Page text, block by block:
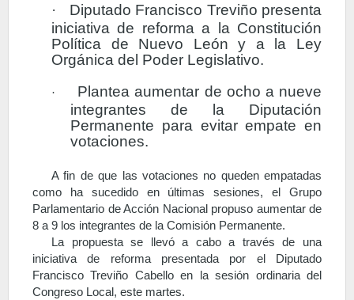
·
Diputado Francisco Treviño presenta
iniciativa de reforma a la Constitución
Política de Nuevo León y a la Ley
Orgánica del Poder Legislativo.
·
Plantea aumentar de ocho a nueve
integrantes de la Diputación
Permanente para evitar empate en
votaciones.
A fin de que las votaciones no queden empatadas
como ha sucedido en últimas sesiones, el Grupo
Parlamentario de Acción Nacional propuso aumentar de
8 a 9 los integrantes de la Comisión Permanente.
La propuesta se llevó a cabo a través de una
iniciativa de reforma presentada por el Diputado
Francisco Treviño Cabello en la sesión ordinaria del
Congreso Local, este martes.